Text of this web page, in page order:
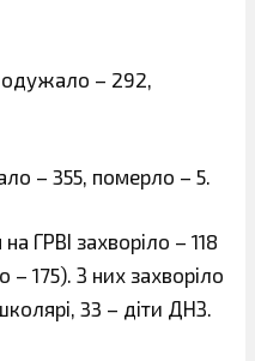
– 292,
– 355, померло – 5.
ГРВІ захворіло – 118
– 175). З них захворіло
33 – діти ДНЗ.